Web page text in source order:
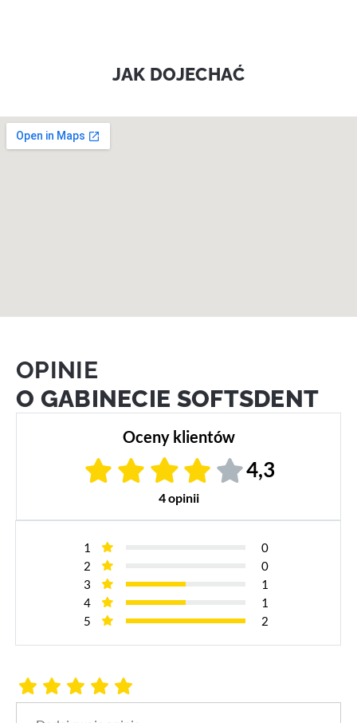
JAK DOJECHAĆ
OPINIE
O GABINECIE SOFTSDENT
Oceny klientów
4,3
4 opinii
1
0
2
0
3
1
4
1
5
2